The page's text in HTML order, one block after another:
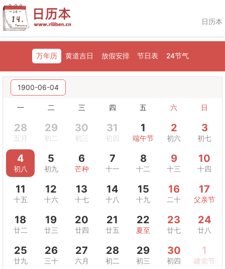
日历本
万年历 黄道吉日 放假安排 节日表 24节气
1900-06-04
一 二 三 四 五 六 日
28
五月
29
初二
30
初三
31
初四
1
端午节
2
初六
3
初七
4
初八
5
初九
6
芒种
7
十一
8
十二
9
十三
10
十四
11
十五
12
十六
13
十七
14
十八
15
十九
16
二十
17
父亲节
18
廿二
19
廿三
20
廿四
21
廿五
22
夏至
23
廿七
24
廿八
25
廿九
26
三十
27
六月
28
初二
29
初三
30
初四
1
建党节